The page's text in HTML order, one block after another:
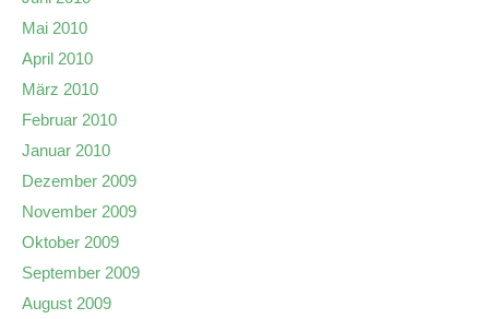
Mai 2010
April 2010
März 2010
Februar 2010
Januar 2010
Dezember 2009
November 2009
Oktober 2009
September 2009
August 2009